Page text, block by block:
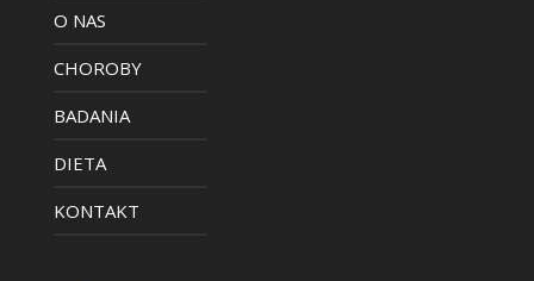
O NAS
CHOROBY
BADANIA
DIETA
KONTAKT